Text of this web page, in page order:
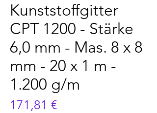
Kunststoffgitter
CPT 1200 - Stärke
6,0 mm - Mas. 8 x 8
mm - 20 x 1 m -
1.200 g/m
171,81 €Preis